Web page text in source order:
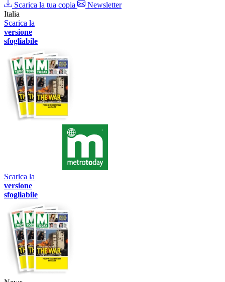
Scarica la tua copia
Newsletter
Italia
Scarica la
versione
sfogliabile
Scarica la
versione
sfogliabile